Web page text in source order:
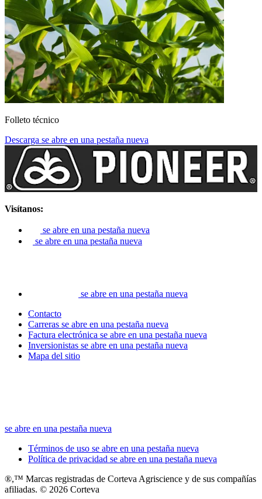
Folleto técnico
Descarga se abre en una pestaña nueva
Visítanos:
se abre en una pestaña nueva
se abre en una pestaña nueva
se abre en una pestaña nueva
Contacto
Carreras se abre en una pestaña nueva
Factura electrónica se abre en una pestaña nueva
Inversionistas se abre en una pestaña nueva
Mapa del sitio
se abre en una pestaña nueva
Términos de uso se abre en una pestaña nueva
Política de privacidad se abre en una pestaña nueva
®,™ Marcas registradas de Corteva Agriscience y de sus compañías
afiliadas. © 2026 Corteva